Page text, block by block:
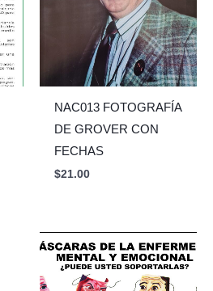
NAC013 FOTOGRAFÍA
DE GROVER CON
FECHAS
$21.00